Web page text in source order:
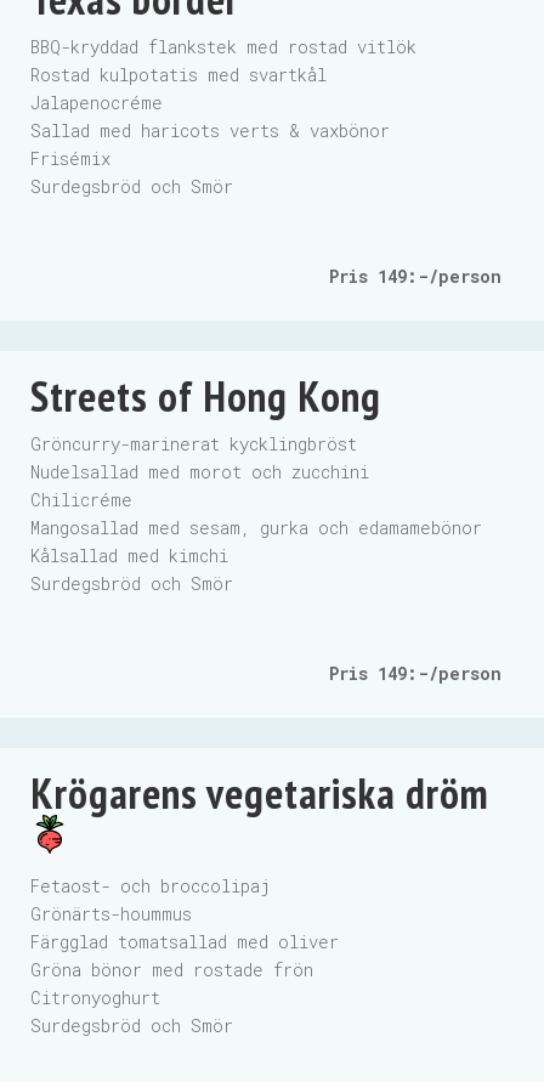
BBQ-kryddad flankstek med rostad vitlök
Rostad kulpotatis med svartkål
Jalapenocréme
Sallad med haricots verts & vaxbönor
Frisémix
Surdegsbröd och Smör
Pris 149:-/person
Streets of Hong Kong
Gröncurry-marinerat kycklingbröst
Nudelsallad med morot och zucchini
Chilicréme
Mangosallad med sesam, gurka och edamamebönor
Kålsallad med kimchi
Surdegsbröd och Smör
Pris 149:-/person
Krögarens vegetariska dröm
Fetaost- och broccolipaj
Grönärts-hoummus
Färgglad tomatsallad med oliver
Gröna bönor med rostade frön
Citronyoghurt
Surdegsbröd och Smör